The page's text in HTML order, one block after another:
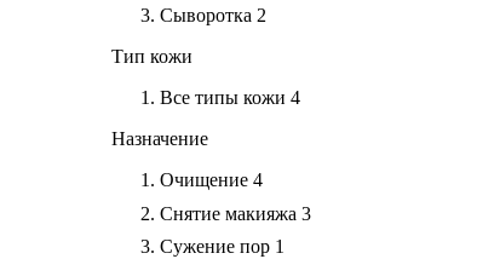
Сыворотка 2
Тип кожи
Все типы кожи 4
Назначение
Очищение 4
Снятие макияжа 3
Сужение пор 1